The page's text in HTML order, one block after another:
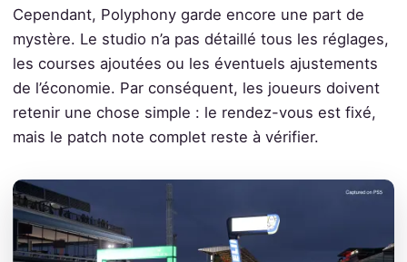
Cependant, Polyphony garde encore une part de
mystère. Le studio n’a pas détaillé tous les réglages,
les courses ajoutées ou les éventuels ajustements
de l’économie. Par conséquent, les joueurs doivent
retenir une chose simple : le rendez-vous est fixé,
mais le patch note complet reste à vérifier.